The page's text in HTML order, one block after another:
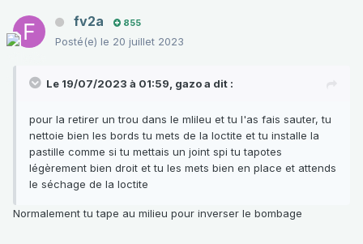
fv2a 855
Posté(e) le 20 juillet 2023
Le 19/07/2023 à 01:59, gazoa dit :
pour la retirer un trou dans le mlileu et tu l'as fais sauter, tu
nettoie bien les bords tu mets de la loctite et tu installe la
pastille comme si tu mettais un joint spi tu tapotes
légèrement bien droit et tu les mets bien en place et attends
le séchage de la loctite
Normalement tu tape au milieu pour inverser le bombage